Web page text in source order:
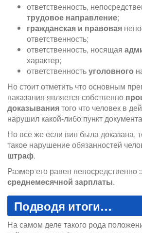
ответственность,
трудовое направление;
гражданская и правовая
ответственность;
ответственность, носящая
характер;
ответственностьуголовного
Но стоит отметить что основным
наказания является собственно
доказываниятого что человек в
нарушил какой-либо пункт
Но все же если вин была доказана,
такое нарушение обязанностей
штраф.
Размер его равен непосредственно
среднемесячной зарплаты.
Подводя итоги…
На самом деле такого рода